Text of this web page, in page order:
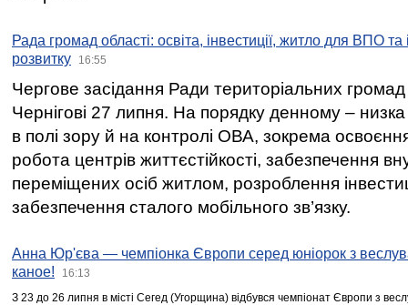
Рада громад області: освіта, інвестиції, житло для ВПО
розвитку
16:55
Чергове засідання Ради територіальних громад
Чернігові 27 липня. На порядку денному –
в полі зору й на контролі ОВА, зокрема освоєння
робота центрів життєстійкості, забезпечення
переміщених осіб житлом, розроблення
забезпечення сталого мобільного зв’язку.
Анна Юр'єва — чемпіонка Європи серед юніорок з
каное!
16:13
З 23 до 26 липня в місті Сегед (Угорщина) відбувся чемпіонат Європи з